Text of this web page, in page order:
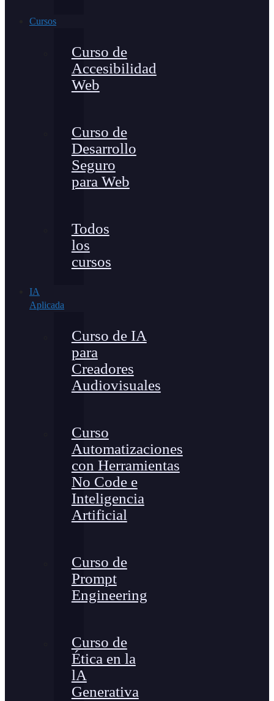
Cursos
Curso de
Accesibilidad
Web
Curso de
Desarrollo
Seguro
para Web
Todos
los
cursos
IA
Aplicada
Curso de IA
para
Creadores
Audiovisuales
Curso
Automatizaciones
con Herramientas
No Code e
Inteligencia
Artificial
Curso de
Prompt
Engineering
Curso de
Ética en la
lA
Generativa